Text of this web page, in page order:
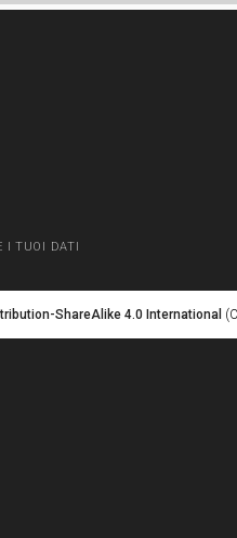
I TUOI DATI
ShareAlike 4.0 International